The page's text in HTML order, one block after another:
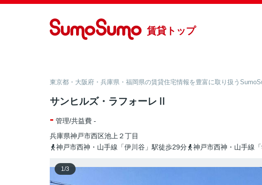
賃貸トップ
東京都・大阪府・兵庫県・福岡県の賃貸住宅情報を豊富に取り扱う
サンヒルズ・ラフォーレⅡ
- 管理/共益費 -
兵庫県神戸市西区池上 ２丁目
神戸市西神・山手線「伊川谷」駅徒歩29分
神戸市西神・山手線
1/3